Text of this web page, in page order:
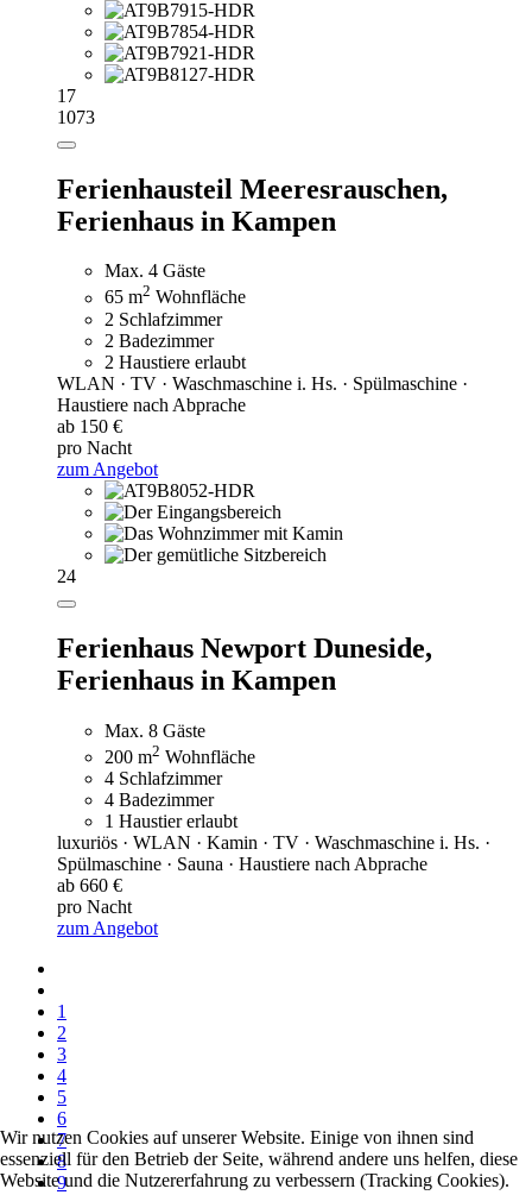
17
1073
Ferienhausteil Meeresrauschen,
Ferienhaus in Kampen
Max. 4 Gäste
65 m2 Wohnfläche
2 Schlafzimmer
2 Badezimmer
2 Haustiere erlaubt
WLAN · TV · Waschmaschine i. Hs. · Spülmaschine ·
Haustiere nach Abprache
ab 150 €
pro Nacht
zum Angebot
24
Ferienhaus Newport Duneside,
Ferienhaus in Kampen
Max. 8 Gäste
200 m2 Wohnfläche
4 Schlafzimmer
4 Badezimmer
1 Haustier erlaubt
luxuriös · WLAN · Kamin · TV · Waschmaschine i. Hs. ·
Spülmaschine · Sauna · Haustiere nach Abprache
ab 660 €
pro Nacht
zum Angebot
1
2
3
4
5
6
7
8
9
Wir nutzen Cookies auf unserer Website. Einige von ihnen sind
essenziell für den Betrieb der Seite, während andere uns helfen, diese
Website und die Nutzererfahrung zu verbessern (Tracking Cookies).